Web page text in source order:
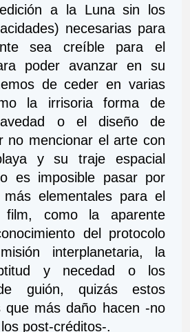
a la Luna sin los
necesarias para
sea creíble para el
poder avanzar en su
de ceder en varias
la irrisoria forma de
o el diseño de
no mencionar el arte con
y su traje espacial
es imposible pasar por
elementales para el
film, como la aparente
del protocolo
interplanetaria, la
y necedad o los
guión, quizás estos
que más daño hacen -no
post-créditos-.